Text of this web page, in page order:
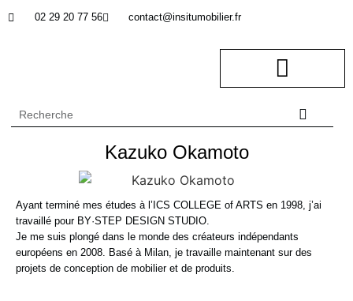
02 29 20 77 56 contact@insitumobilier.fr
Kazuko Okamoto
Ayant terminé mes études à l’ICS COLLEGE of ARTS en 1998, j’ai
travaillé pour BY·STEP DESIGN STUDIO.
Je me suis plongé dans le monde des créateurs indépendants
européens en 2008. Basé à Milan, je travaille maintenant sur des
projets de conception de mobilier et de produits.